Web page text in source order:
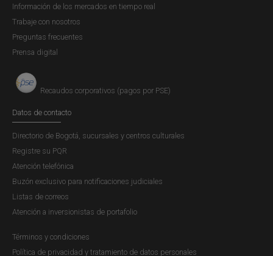
Información de los mercados en tiempo real
Trabaje con nosotros
Preguntas frecuentes
Prensa digital
Recaudos corporativos (pagos por PSE)
Datos de contacto
Directorio de Bogotá, sucursales y centros culturales
Registre su PQR
Atención telefónica
Buzón exclusivo para notificaciones judiciales
Listas de correos
Atención a inversionistas de portafolio
Términos y condiciones
Política de privacidad y tratamiento de datos personales